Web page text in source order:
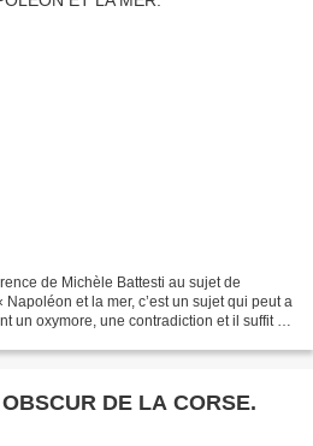
de Michèle Battesti au sujet de
et la mer, c’est un sujet qui peut a
un oxymore, une contradiction et il suffit de
DE LA CORSE.